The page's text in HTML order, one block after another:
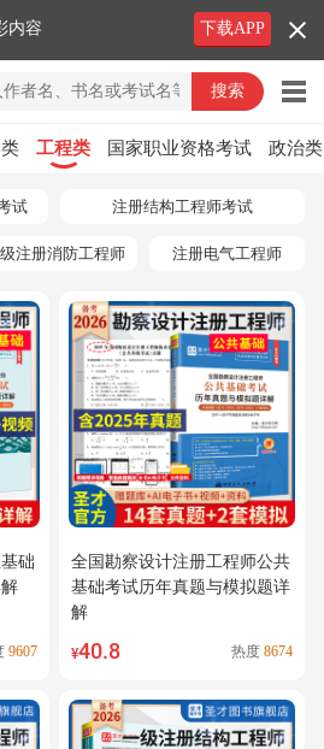
工程类 国家职业资格考试 政治类
试 注册结构工程师考试
注册消防工程师 注册电气工程师
础
9607
全国勘察设计注册工程师公共
基础考试历年真题与模拟题详
解
¥40.8 热度 8674
下载APP
内容